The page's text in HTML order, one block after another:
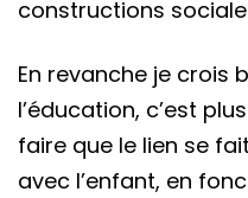
constructions
En revanche je crois
l’éducation, c’est
faire que le lien se
avec l’enfant, en